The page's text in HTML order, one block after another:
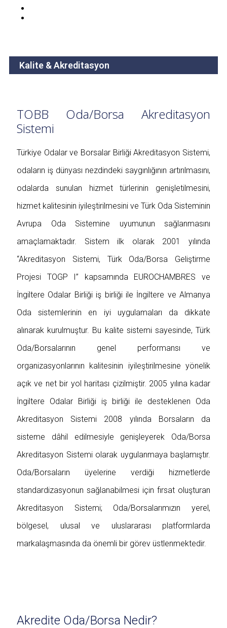
Kalite & Akreditasyon
TOBB Oda/Borsa Akreditasyon
Sistemi
Türkiye Odalar ve Borsalar Birliği Akreditasyon Sistemi,
odaların iş dünyası nezdindeki saygınlığının artırılmasını,
odalarda sunulan hizmet türlerinin genişletilmesini,
hizmet kalitesinin iyileştirilmesini ve Türk Oda Sisteminin
Avrupa Oda Sistemine uyumunun sağlanmasını
amaçlamaktadır. Sistem ilk olarak 2001 yılında
“Akreditasyon Sistemi, Türk Oda/Borsa Geliştirme
Projesi TOGP I” kapsamında EUROCHAMBRES ve
İngiltere Odalar Birliği iş birliği ile İngiltere ve Almanya
Oda sistemlerinin en iyi uygulamaları da dikkate
alınarak kurulmuştur. Bu kalite sistemi sayesinde, Türk
Oda/Borsalarının genel performansı ve
organizasyonlarının kalitesinin iyileştirilmesine yönelik
açık ve net bir yol haritası çizilmiştir. 2005 yılına kadar
İngiltere Odalar Birliği iş birliği ile desteklenen Oda
Akreditasyon Sistemi 2008 yılında Borsaların da
sisteme dâhil edilmesiyle genişleyerek Oda/Borsa
Akreditasyon Sistemi olarak uygulanmaya başlamıştır.
Oda/Borsaların üyelerine verdiği hizmetlerde
standardizasyonun sağlanabilmesi için fırsat oluşturan
Akreditasyon Sistemi; Oda/Borsalarımızın yerel,
bölgesel, ulusal ve uluslararası platformlarda
markalaşmasında da önemli bir görev üstlenmektedir.
Akredite Oda/Borsa Nedir?